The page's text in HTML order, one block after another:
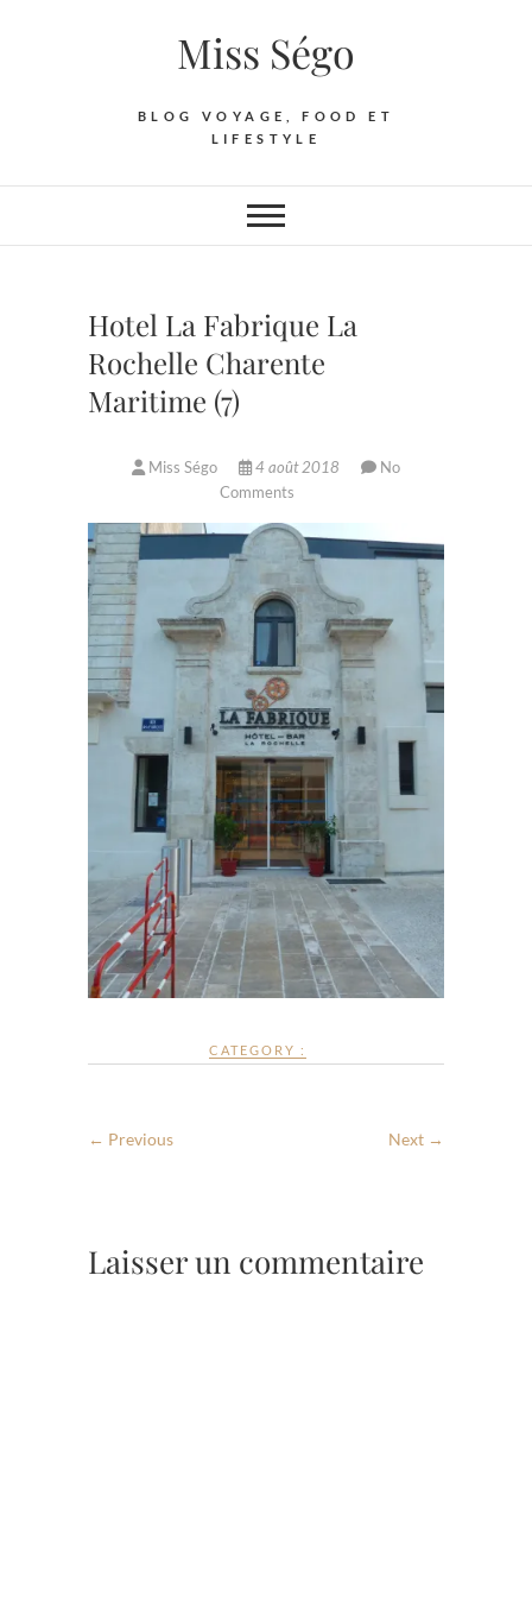
Miss Ségo
BLOG VOYAGE, FOOD ET
LIFESTYLE
Hotel La Fabrique La
Rochelle Charente
Maritime (7)
Miss Ségo 4 août 2018
No
Comments
CATEGORY :
← Previous Next →
Laisser un commentaire